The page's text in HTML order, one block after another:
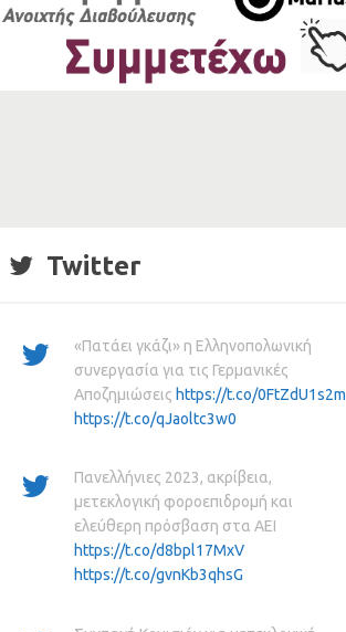
Twitter
«Πατάει γκάζι» η Ελληνοπολωνική
συνεργασία για τις Γερμανικές
Αποζημιώσεις https://t.co/0FtZdU1s2m
https://t.co/qJaoltc3w0
Πανελλήνιες 2023, ακρίβεια,
μετεκλογική φοροεπιδρομή και
ελεύθερη πρόσβαση στα ΑΕΙ
https://t.co/d8bpl17MxV
https://t.co/gvnKb3qhsG